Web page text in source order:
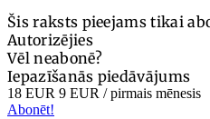
Šis raksts pieejams tikai
Autorizējies
Vēl neabonē?
Iepazīšanās piedāvājums
18 EUR 9 EUR / pirmais mēnesis
Abonēt!